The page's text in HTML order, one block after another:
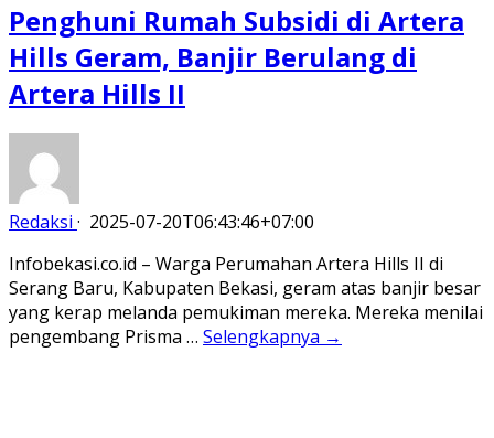
Penghuni Rumah Subsidi di Artera
Hills Geram, Banjir Berulang di
Artera Hills II
Redaksi · 2025-07-20T06:43:46+07:00
Infobekasi.co.id – Warga Perumahan Artera Hills II di
Serang Baru, Kabupaten Bekasi, geram atas banjir besar
yang kerap melanda pemukiman mereka. Mereka menilai
pengembang Prisma … Selengkapnya →